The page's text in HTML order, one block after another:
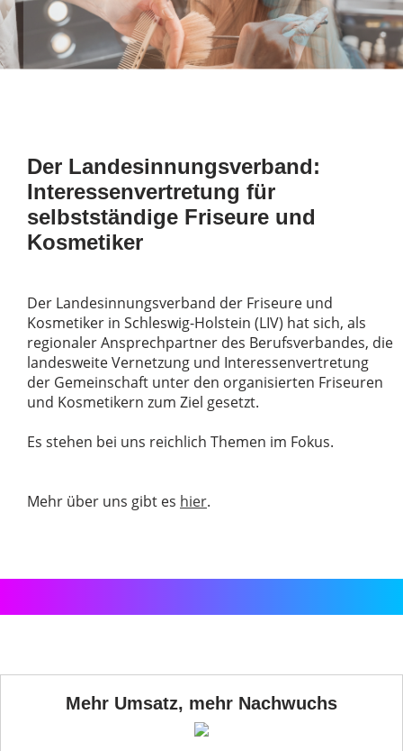
Der Landesinnungsverband:
Interessenvertretung für
selbstständige Friseure und
Kosmetiker
Der Landesinnungsverband der Friseure und
Kosmetiker in Schleswig-Holstein (LIV) hat sich, als
regionaler Ansprechpartner des Berufsverbandes, die
landesweite Vernetzung und Interessenvertretung
der Gemeinschaft unter den organisierten Friseuren
und Kosmetikern zum Ziel gesetzt.
Es stehen bei uns reichlich Themen im Fokus.
Mehr über uns gibt es hier.
Mehr Umsatz, mehr Nachwuchs